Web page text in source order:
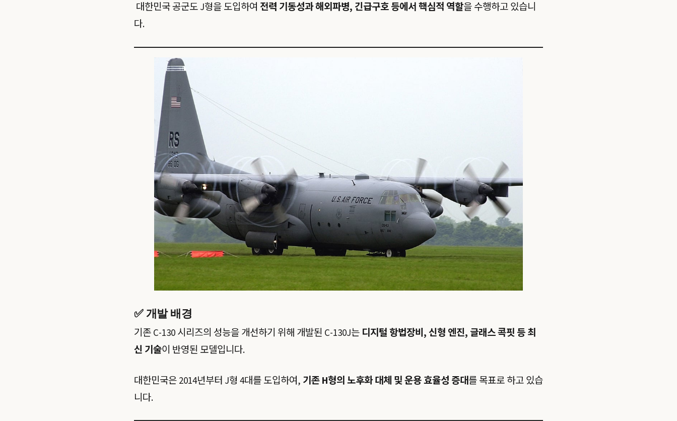
대한민국 공군도 J형을 도입하여 전력 기동성과 해외파병, 긴급구호 등에서 핵심적 역할을 수행하고 있습니
다.
✅ 개발 배경
기존 C-130 시리즈의 성능을 개선하기 위해 개발된 C-130J는 디지털 항법장비, 신형 엔진, 글래스 콕핏 등 최
신 기술이 반영된 모델입니다.
대한민국은 2014년부터 J형 4대를 도입하여, 기존 H형의 노후화 대체 및 운용 효율성 증대를 목표로 하고 있습
니다.